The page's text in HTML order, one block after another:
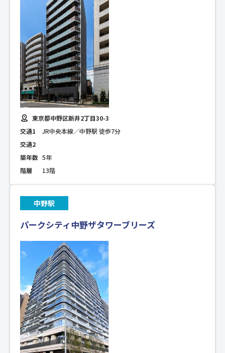
東京都中野区新井2丁目30-3
交通1
JR中央本線／中野駅 徒歩7分
交通2
築年数 5年
階層
13階
中野駅
パークシティ中野ザタワーブリーズ